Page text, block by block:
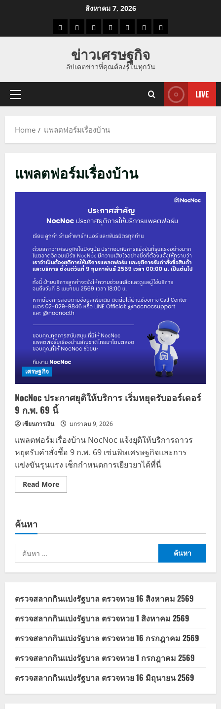
สิงหาคม 7, 2026
ราคาแนว
ราคา
ทอง
ข่าว
นี้
ข่าว
ดูด
ที่
ผู้ชาย
ข่าวเศรษฐกิจ
อัปเดตข่าวที่คุณต้องรู้ในทุกวัน
Primary
LIVE
Home แพลตฟอร์มเรื่องบ้าน
แพลตฟอร์มเรื่องบ้าน
เศรษฐกิจ
NocNoc ประกาศยุติให้บริการ เริ่มหยุดรับออร์เดอร์
9 ก.พ. 69 นี้
เซียนการเงิน มกราคม 9, 2026
แพลตฟอร์มเรื่องบ้าน NocNoc แจ้งยุติให้บริการถาวร
หยุดรับคำสั่งซื้อ 9 ก.พ. 69 เซ่นพิษเศรษฐกิจและการ
แข่งขันรุนแรง เช็กกำหนดการเยียวยาได้ที่นี่
Read MoreRead
more
บริการ
หยุด
ออร์เด
9
นี้
ค้นหา
ค้นหา
สำหรับ:
ตรวจสลากกินแบ่งรัฐบาล ตรวจหวย 16 สิงหาคม 2569
ตรวจสลากกินแบ่งรัฐบาล ตรวจหวย 1 สิงหาคม 2569
ตรวจสลากกินแบ่งรัฐบาล ตรวจหวย 16 กรกฎาคม 2569
ตรวจสลากกินแบ่งรัฐบาล ตรวจหวย 1 กรกฎาคม 2569
ตรวจสลากกินแบ่งรัฐบาล ตรวจหวย 16 มิถุนายน 2569